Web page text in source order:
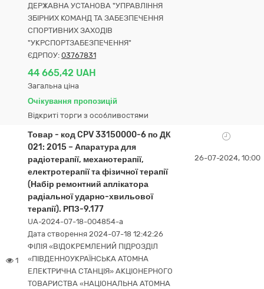
ДЕРЖАВНА УСТАНОВА "УПРАВЛІННЯ
ЗБІРНИХ КОМАНД ТА ЗАБЕЗПЕЧЕННЯ
СПОРТИВНИХ ЗАХОДІВ
"УКРСПОРТЗАБЕЗПЕЧЕННЯ"
ЄДРПОУ: 03767831
44 665,42 UAH
Загальна ціна
Очікування пропозицій
Відкриті торги з особливостями
1
Товар - код CPV 33150000-6 по ДК
021: 2015 – Апаратура для
радіотерапії, механотерапії,
електротерапії та фізичної терапії
(Набір ремонтний аплікатора
радіальної ударно-хвильової
терапії). РПЗ-9.177
UA-2024-07-18-004854-a
Дата створення 2024-07-18 12:42:26
ФІЛІЯ «ВІДОКРЕМЛЕНИЙ ПІДРОЗДІЛ
«ПІВДЕННОУКРАЇНСЬКА АТОМНА
ЕЛЕКТРИЧНА СТАНЦІЯ» АКЦІОНЕРНОГО
ТОВАРИСТВА «НАЦІОНАЛЬНА АТОМНА
26-07-2024, 10:00